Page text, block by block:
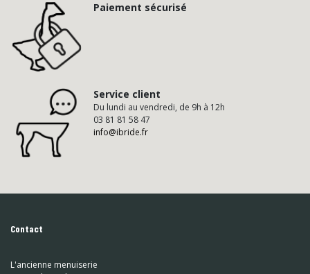
Paiement sécurisé
Service client
Du lundi au vendredi, de 9h à 12h
03 81 81 58 47
info@ibride.fr
Contact
L'ancienne menuiserie